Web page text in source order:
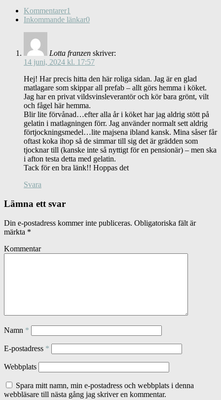
Kommentarer1
Inkommande länkar0
Lotta franzen skriver:
14 juni, 2024 kl. 17:57
Hej! Har precis hitta den här roliga sidan. Jag är en glad
matlagare som skippar all prefab – allt görs hemma i köket.
Jag har en privat vildsvinsleverantör och kör bara grönt, vilt
och fågel här hemma.
Blir lite förvånad…efter alla år i köket har jag aldrig stött på
gelatin i matlagningen förr. Jag använder normalt sett aldrig
förtjockningsmedel…lite majsena ibland kansk. Mina såser får
oftast koka ihop så de simmar till sig det är grädden som
tjocknar till (kanske inte så nyttigt för en pensionär) – men ska
i afton testa detta med gelatin.
Tack för en bra länk!! Hoppas det
Svara
Lämna ett svar
Din e-postadress kommer inte publiceras. Obligatoriska fält är
märkta *
Kommentar
Namn *
E-postadress *
Webbplats
Spara mitt namn, min e-postadress och webbplats i denna
webbläsare till nästa gång jag skriver en kommentar.